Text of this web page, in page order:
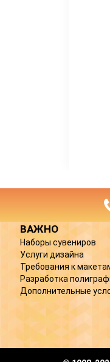
ВАЖНО
Наборы сувениров
Услуги дизайна
Требования к
Разработка
Дополнительные